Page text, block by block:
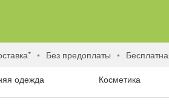
без предоплаты
одежда Косметика